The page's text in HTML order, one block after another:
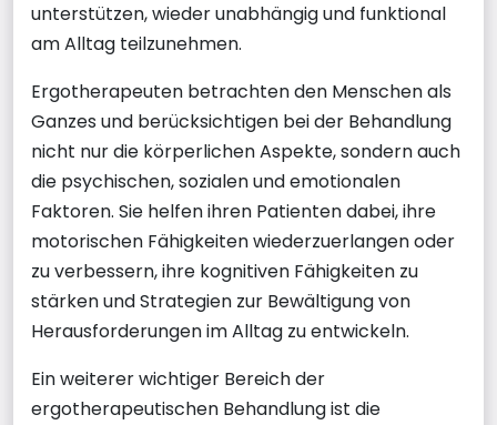
unterstützen, wieder unabhängig und funktional
am Alltag teilzunehmen.
Ergotherapeuten betrachten den Menschen als
Ganzes und berücksichtigen bei der Behandlung
nicht nur die körperlichen Aspekte, sondern auch
die psychischen, sozialen und emotionalen
Faktoren. Sie helfen ihren Patienten dabei, ihre
motorischen Fähigkeiten wiederzuerlangen oder
zu verbessern, ihre kognitiven Fähigkeiten zu
stärken und Strategien zur Bewältigung von
Herausforderungen im Alltag zu entwickeln.
Ein weiterer wichtiger Bereich der
ergotherapeutischen Behandlung ist die